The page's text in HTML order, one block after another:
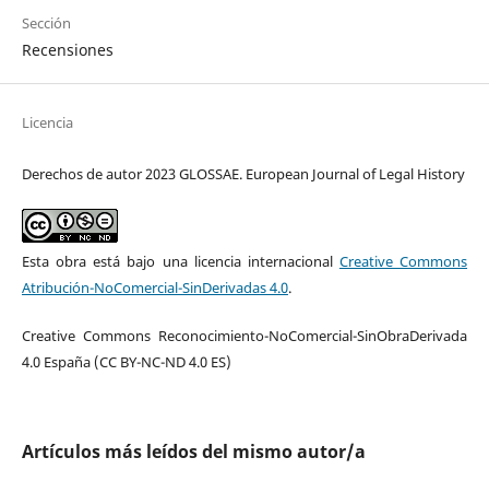
Sección
Recensiones
Licencia
Derechos de autor 2023 GLOSSAE. European Journal of Legal History
Esta obra está bajo una licencia internacional Creative Commons
Atribución-NoComercial-SinDerivadas 4.0.
Creative Commons Reconocimiento-NoComercial-SinObraDerivada
4.0 España (CC BY-NC-ND 4.0 ES)
Artículos más leídos del mismo autor/a